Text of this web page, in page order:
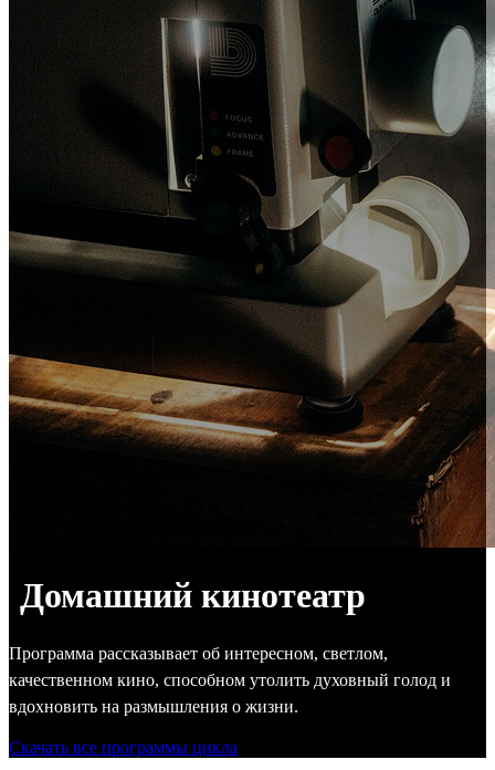
Домашний кинотеатр
Программа рассказывает об интересном, светлом,
качественном кино, способном утолить духовный голод и
вдохновить на размышления о жизни.
Скачать все программы цикла